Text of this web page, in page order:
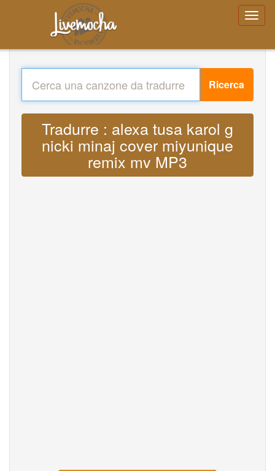
Ricerca
Tradurre : alexa tusa karol g
nicki minaj cover miyunique
remix mv MP3